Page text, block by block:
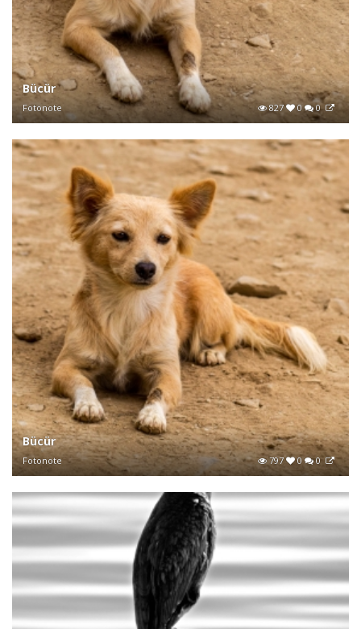
Bücür
Fotonote 827 0 0
Bücür
Fotonote 797 0 0